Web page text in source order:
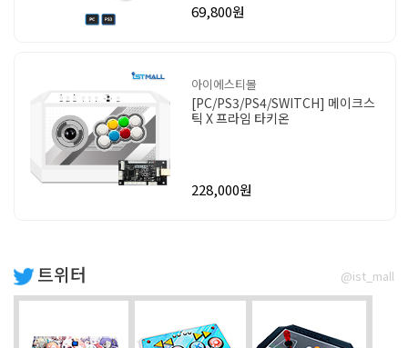
69,800원
아이에스티몰
[PC/PS3/PS4/SWITCH] 메이크스
틱 X 프라임 타키온
228,000원
트위터 @ist_mall